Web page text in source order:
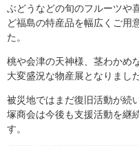
ぶどうなどの旬のフルーツや
ど福島の特産品を幅広くご用
た。
桃や会津の天神様、茎わかめ
大変盛況な物産展となりました
被災地ではまだ復旧活動が続
塚商会は今後も支援活動を継
す。